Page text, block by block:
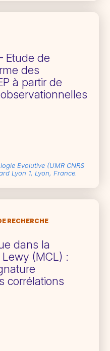
Etude de
des
à partir de
Evolutive (UMR CNRS
Lyon 1, Lyon, France.
RECHERCHE
dans la
(MCL) :
corrélations